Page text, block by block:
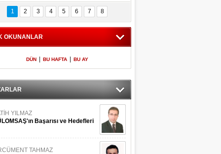
İstanbul
Adaları
600 milletvekilinin
listesi
1 2 3 4 5 6 7 8
OKUNANLAR
DÜN BU HAFTA BU AY
YILMAZ
Başarısı ve Hedefleri
TAHMAZ